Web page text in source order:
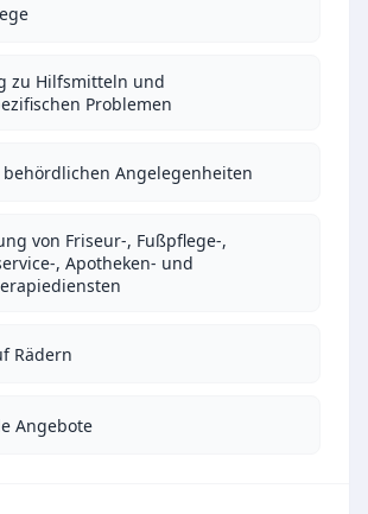
zu Hilfsmitteln und
Problemen
Angelegenheiten
von Friseur-, Fußpflege-,
, Apotheken- und
Rädern
Angebote